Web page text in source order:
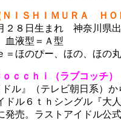
ＩＳＨＩＭＵＲＡ ＨＯ
２８日生まれ 神奈川県
液型＝Ａ型
＝ほのぴー、ほの、ほの丸
ｃｃｈｉ（ラブコッチ）
ル』（テレビ朝日系）か
ドル６ｔｈシングル『大
発売。ラストアイドル公